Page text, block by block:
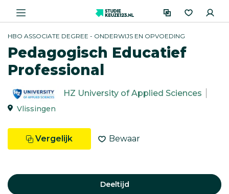
HBO ASSOCIATE DEGREE - ONDERWIJS EN OPVOEDING
Pedagogisch Educatief
Professional
HZ University of Applied Sciences
Vlissingen
Vergelijk Bewaar
Deeltijd